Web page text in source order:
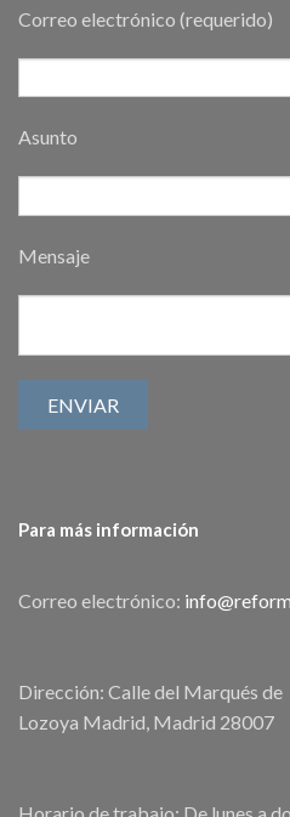
Correo electrónico (requerido)
Asunto
Mensaje
Para más información
Correo electrónico:
Dirección: Calle del Marqués de
Lozoya Madrid, Madrid 28007